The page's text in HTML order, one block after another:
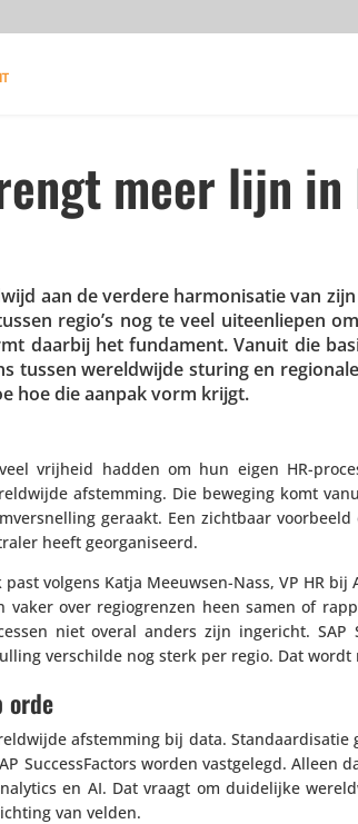
meer lijn in
aan de verdere harmo­ni­satie van
regio’s nog te veel uiteen­liepen
daarbij het fundament. Vanuit die
tussen wereld­wijde sturing en
hoe die aanpak vorm krijgt.
vrijheid hadden om hun eigen HR-
afstem­ming. Die beweging komt
geraakt. Een zichtbaar
heeft georganiseerd.
volgens Katja Meeuwsen-Nass, VP HR
vaker over regi­o­grenzen heen samen of
niet overal anders zijn ingericht. SAP
verschilde nog sterk per regio. Dat
orde
afstem­ming bij data.
Succes­sFac­tors worden vast­ge­legd.
en AI. Dat vraagt om duide­lijke
van velden.